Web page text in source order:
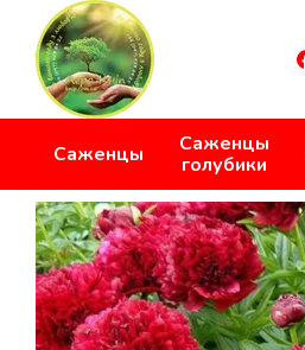
Перейти к основному контенту
Саженцы
Саженцы
голубики